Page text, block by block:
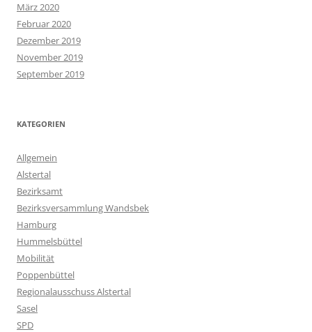
März 2020
Februar 2020
Dezember 2019
November 2019
September 2019
KATEGORIEN
Allgemein
Alstertal
Bezirksamt
Bezirksversammlung Wandsbek
Hamburg
Hummelsbüttel
Mobilität
Poppenbüttel
Regionalausschuss Alstertal
Sasel
SPD